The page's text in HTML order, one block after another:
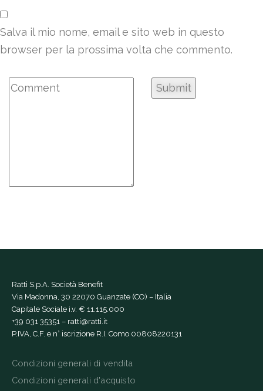
Salva il mio nome, email e sito web in questo
browser per la prossima volta che commento.
Ratti S.p.A. Società Benefit
Via Madonna, 30 22070 Guanzate (CO) – Italia
Capitale Sociale i.v. € 11.115.000
+39 031 35351 – ratti@ratti.it
P.IVA, C.F. e n° iscrizione R.I. Como 00808220131
Condizioni generali di vendita
Condizioni generali d'acquisto